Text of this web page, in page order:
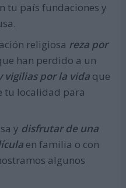
tu país fundaciones y
religiosa reza por
han perdido a un
vigilias por la vidaque
tu localidad para
y disfrutar de una
en familia o con
algunos